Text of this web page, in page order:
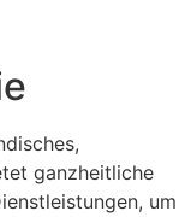
ganzheitliche
um